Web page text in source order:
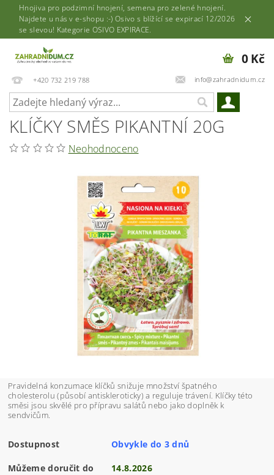
Hnojiva pro podzimní hnojení, semena pro zelené hnojení.
Najdete u nás v e-shopu :-) Osivo s blížící se expirací 12/2026
se slevou! Kategorie OSIVO EXPIRACE.
+420 732 219 788 info@zahradnidum.cz
0 Kč
KLÍČKY SMĚS PIKANTNÍ 20G
Neohodnoceno
Pravidelná konzumace klíčků snižuje množství špatného
cholesterolu (působí antiskleroticky) a reguluje trávení. Klíčky této
směsi jsou skvělé pro přípravu salátů nebo jako doplněk k
sendvičům.
Dostupnost Obvykle do 3 dnů
Můžeme doručit do 14.8.2026